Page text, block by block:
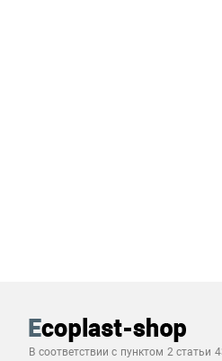
В соответствии с пунктом 2